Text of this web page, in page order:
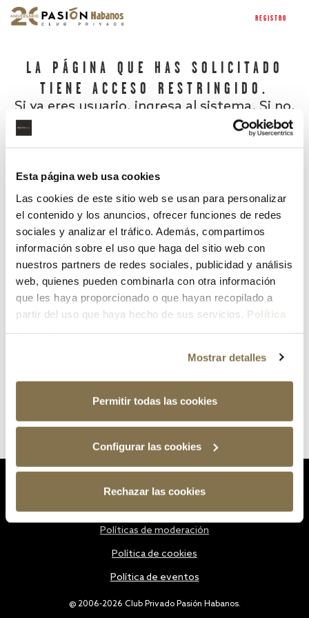
Esta página web usa cookies
Las cookies de este sitio web se usan para personalizar
el contenido y los anuncios, ofrecer funciones de redes
sociales y analizar el tráfico. Además, compartimos
información sobre el uso que haga del sitio web con
nuestros partners de redes sociales, publicidad y análisis
web, quienes pueden combinarla con otra información
que les haya proporcionado o que hayan recopilado a
partir del uso que haya hecho de sus servicios. Política
Mostrar detalles
Permitir todas las cookies
Configurar las cookies
Rechazar las cookies
REGISTRO
LA PÁGINA QUE HAS SOLICITADO
TIENE ACCESO RESTRINGIDO.
Si ya eres usuario, ingresa al sistema. Si no,
¿Has olvidado tu contraseña?
@ 2006-2026 Club Privado Pasión Habanos.
Políticas de moderación
Política de cookies
Política de eventos